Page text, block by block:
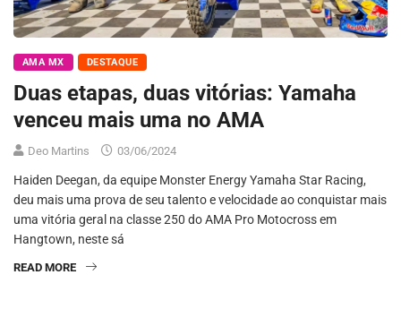
AMA MX DESTAQUE
Duas etapas, duas vitórias: Yamaha
venceu mais uma no AMA
Deo Martins 03/06/2024
Haiden Deegan, da equipe Monster Energy Yamaha Star Racing,
deu mais uma prova de seu talento e velocidade ao conquistar mais
uma vitória geral na classe 250 do AMA Pro Motocross em
Hangtown, neste sá
READ MORE